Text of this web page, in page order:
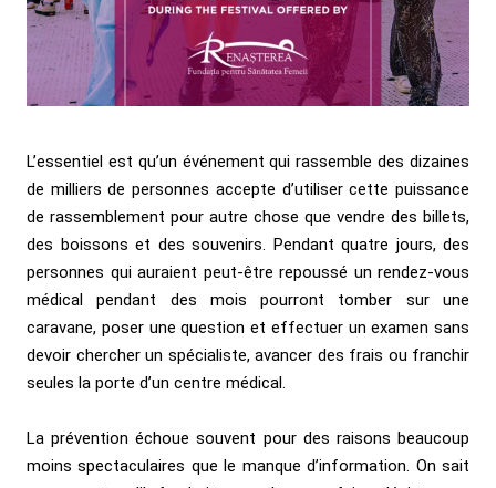
L’essentiel est qu’un événement qui rassemble des dizaines
de milliers de personnes accepte d’utiliser cette puissance
de rassemblement pour autre chose que vendre des billets,
des boissons et des souvenirs. Pendant quatre jours, des
personnes qui auraient peut-être repoussé un rendez-vous
médical pendant des mois pourront tomber sur une
caravane, poser une question et effectuer un examen sans
devoir chercher un spécialiste, avancer des frais ou franchir
seules la porte d’un centre médical.
La prévention échoue souvent pour des raisons beaucoup
moins spectaculaires que le manque d’information. On sait